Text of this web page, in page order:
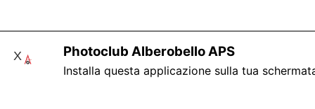
Photoclub Alberobello APS
Installa questa applicazione sulla tua
X